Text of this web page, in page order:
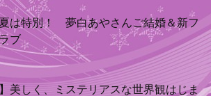
は特別！ 夢白あやさんご結婚＆新フ
ブ
】美しく、ミステリアスな世界観はじま